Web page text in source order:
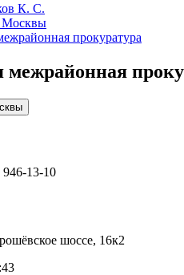
К. С.
Москвы
прокуратура
межрайонная
946-13-10
шоссе, 16к2